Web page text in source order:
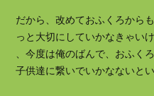
だから、改めておふくろから
っと大切にしていかなきゃい
、今度は俺のばんで、おふく
子供達に繋いでいかなないと